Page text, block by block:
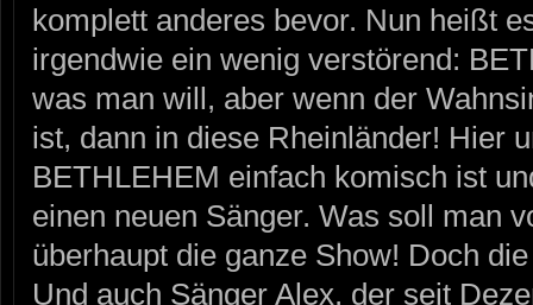
komplett anderes bevor. Nun heißt
irgendwie ein wenig verstörend:
was man will, aber wenn der
ist, dann in diese Rheinländer! Hier
BETHLEHEM einfach komisch ist
einen neuen Sänger. Was soll man
überhaupt die ganze Show! Doch
Und auch Sänger Alex, der seit